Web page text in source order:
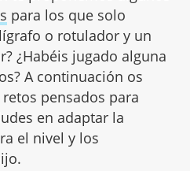
para los que solo
o rotulador y un
¿Habéis jugado alguna
A continuación os
pensados para
en adaptar la
el nivel y los